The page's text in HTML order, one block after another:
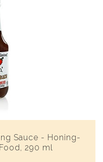
Sauce - Honing-
290 ml